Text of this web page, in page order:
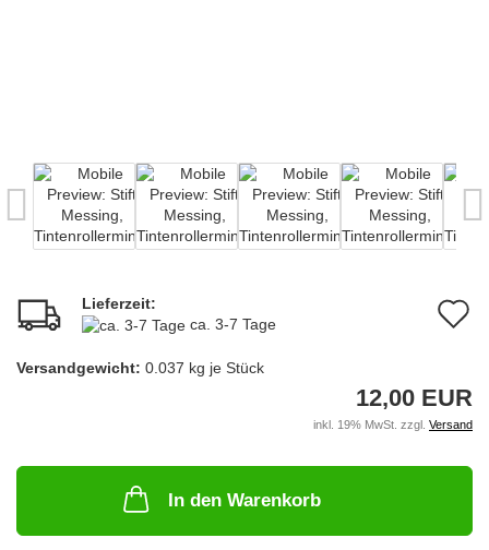
Lieferzeit:
ca. 3-7 Tage
Versandgewicht: 0.037 kg je Stück
12,00 EUR
inkl. 19% MwSt. zzgl. Versand
In den Warenkorb